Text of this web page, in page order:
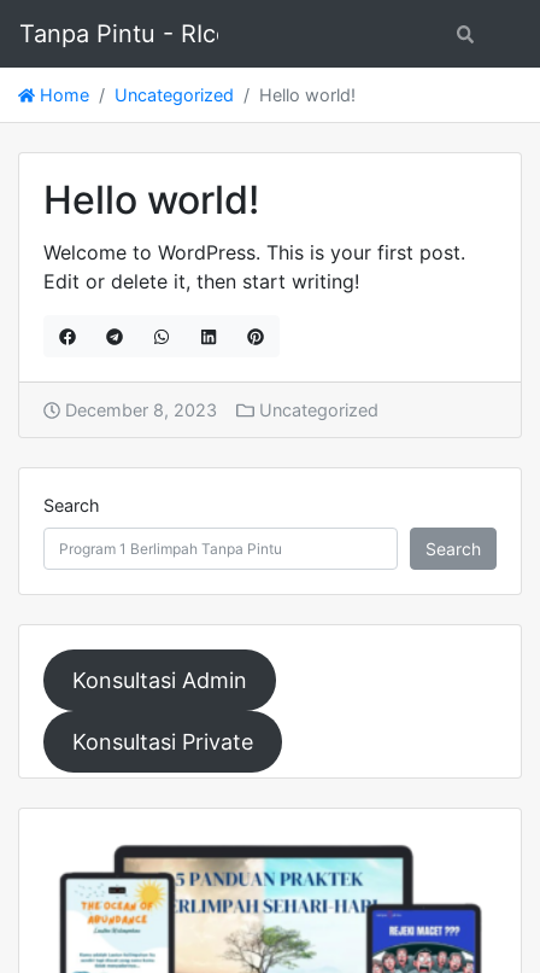
Tanpa Pintu - RIco Hutama
Home Uncategorized Hello world!
Hello world!
Welcome to WordPress. This is your first post.
Edit or delete it, then start writing!
December 8, 2023 Uncategorized
Search
Search
Konsultasi Admin
Konsultasi Private